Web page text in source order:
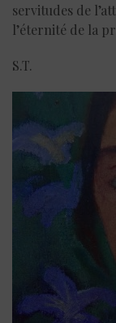
servitudes de
l’éternité de la
S.T.